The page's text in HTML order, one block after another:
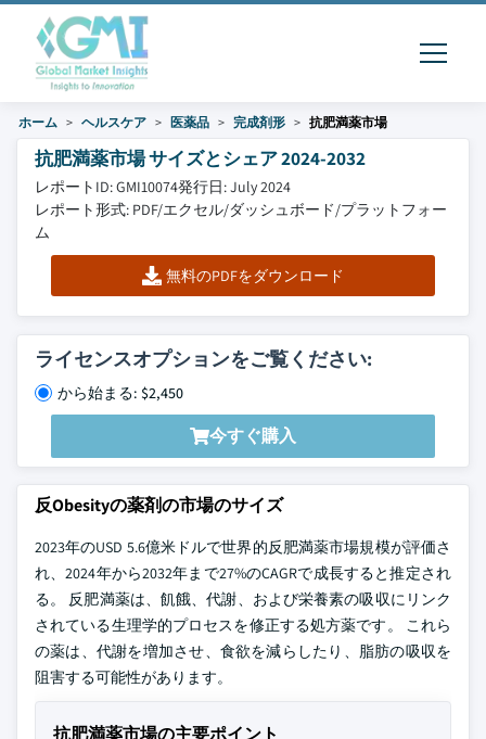
ホーム ヘルスケア 医薬品 完成剤形 抗肥満薬市場
抗肥満薬市場 サイズとシェア 2024-2032
レポートID: GMI10074発行日: July 2024
レポート形式: PDF/エクセル/ダッシュボード/プラットフォー
ム
無料のPDFをダウンロード
ライセンスオプションをご覧ください:
から始まる: $2,450
今すぐ購入
反Obesityの薬剤の市場のサイズ
2023年のUSD 5.6億米ドルで世界的反肥満薬市場規模が評価さ
れ、2024年から2032年まで27%のCAGRで成長すると推定され
る。 反肥満薬は、飢餓、代謝、および栄養素の吸収にリンク
されている生理学的プロセスを修正する処方薬です。 これら
の薬は、代謝を増加させ、食欲を減らしたり、脂肪の吸収を
阻害する可能性があります。
抗肥満薬市場の主要ポイント